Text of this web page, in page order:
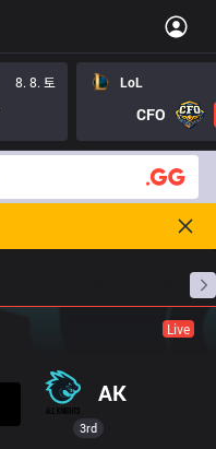
8. 8. 토
LoL
CFO
프로빌
Live
AK
3rd